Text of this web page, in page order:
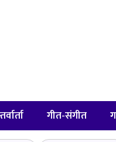
गीत-संगीत